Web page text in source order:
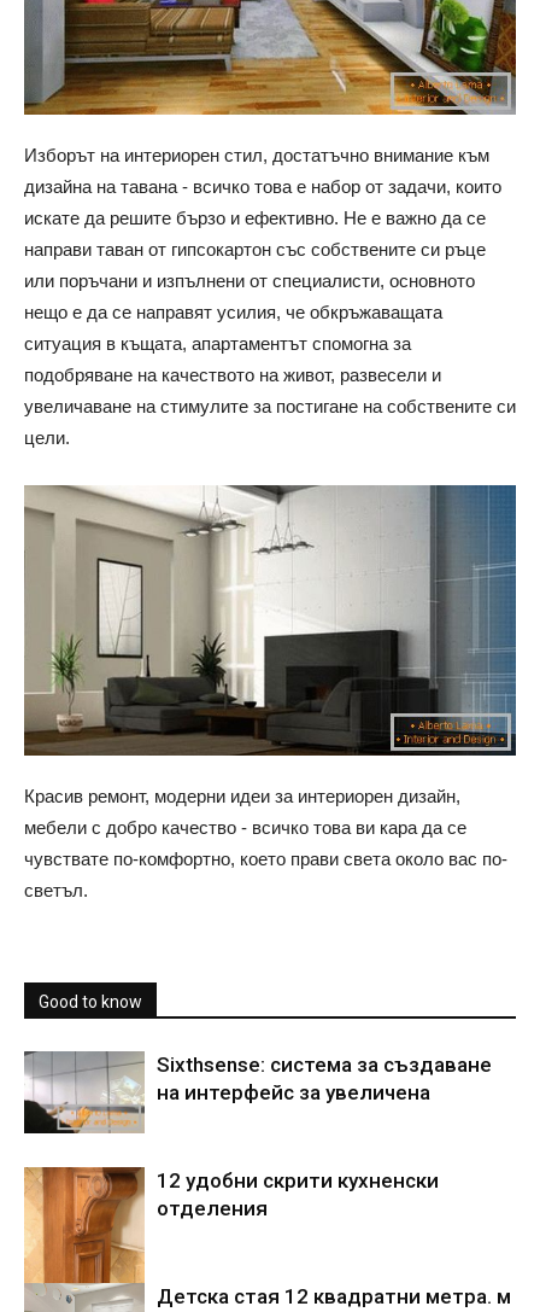
Изборът на интериорен стил, достатъчно внимание към
дизайна на тавана - всичко това е набор от задачи, които
искате да решите бързо и ефективно. Не е важно да се
направи таван от гипсокартон със собствените си ръце
или поръчани и изпълнени от специалисти, основното
нещо е да се направят усилия, че обкръжаващата
ситуация в къщата, апартаментът спомогна за
подобряване на качеството на живот, развесели и
увеличаване на стимулите за постигане на собствените си
цели.
Красив ремонт, модерни идеи за интериорен дизайн,
мебели с добро качество - всичко това ви кара да се
чувствате по-комфортно, което прави света около вас по-
светъл.
Good to know
Sixthsense: система за създаване
на интерфейс за увеличена
12 удобни скрити кухненски
отделения
Детска стая 12 квадратни метра. м